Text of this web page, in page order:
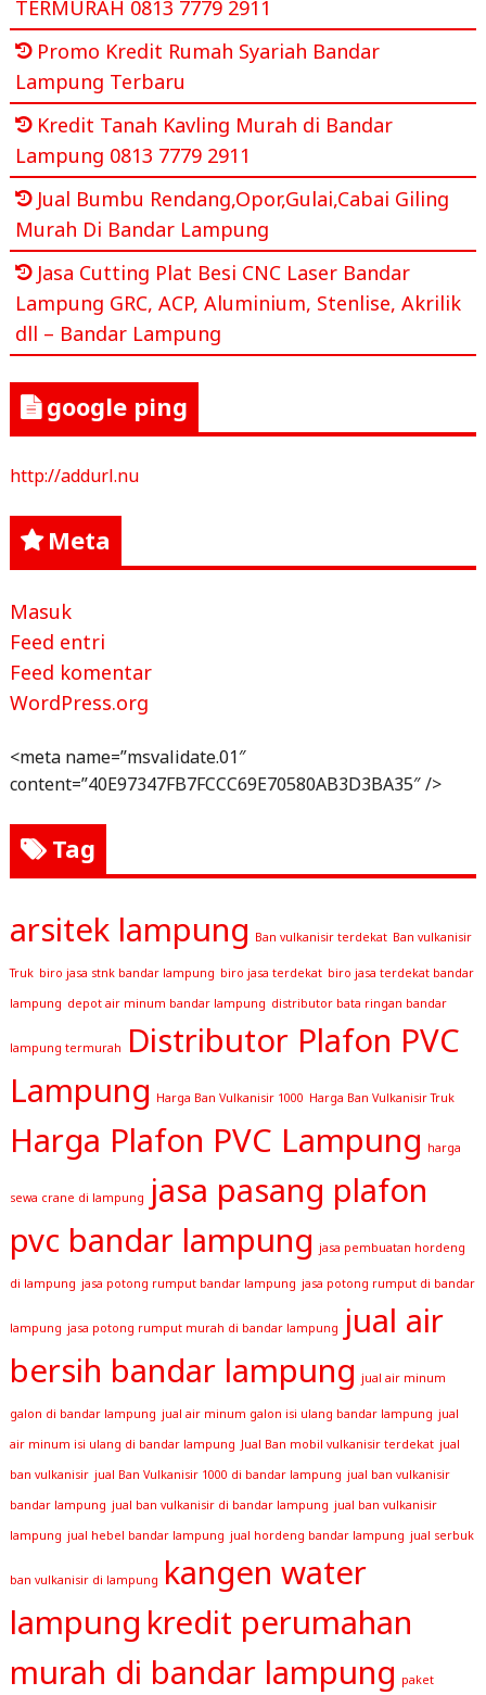
TERMURAH 0813 7779 2911
Promo Kredit Rumah Syariah Bandar
Lampung Terbaru
Kredit Tanah Kavling Murah di Bandar
Lampung 0813 7779 2911
Jual Bumbu Rendang,Opor,Gulai,Cabai Giling
Murah Di Bandar Lampung
Jasa Cutting Plat Besi CNC Laser Bandar
Lampung GRC, ACP, Aluminium, Stenlise, Akrilik
dll – Bandar Lampung
google ping
http://addurl.nu
Meta
Masuk
Feed entri
Feed komentar
WordPress.org
<meta name=”msvalidate.01″
content=”40E97347FB7FCCC69E70580AB3D3BA35″ />
Tag
arsitek lampung Ban vulkanisir terdekat Ban vulkanisir
Truk biro jasa stnk bandar lampung biro jasa terdekat biro jasa terdekat bandar
lampung depot air minum bandar lampung distributor bata ringan bandar
lampung termurah
Distributor Plafon PVC
Lampung Harga Ban Vulkanisir 1000 Harga Ban Vulkanisir Truk
Harga Plafon PVC Lampung harga
sewa crane di lampung
jasa pasang plafon
pvc bandar lampung jasa pembuatan hordeng
di lampung jasa potong rumput bandar lampung jasa potong rumput di bandar
lampung jasa potong rumput murah di bandar lampung
jual air
bersih bandar lampung jual air minum
galon di bandar lampung jual air minum galon isi ulang bandar lampung jual
air minum isi ulang di bandar lampung Jual Ban mobil vulkanisir terdekat jual
ban vulkanisir jual Ban Vulkanisir 1000 di bandar lampung jual ban vulkanisir
bandar lampung jual ban vulkanisir di bandar lampung jual ban vulkanisir
lampung jual hebel bandar lampung jual hordeng bandar lampung jual serbuk
ban vulkanisir di lampung kangen water
lampung kredit perumahan
murah di bandar lampung paket